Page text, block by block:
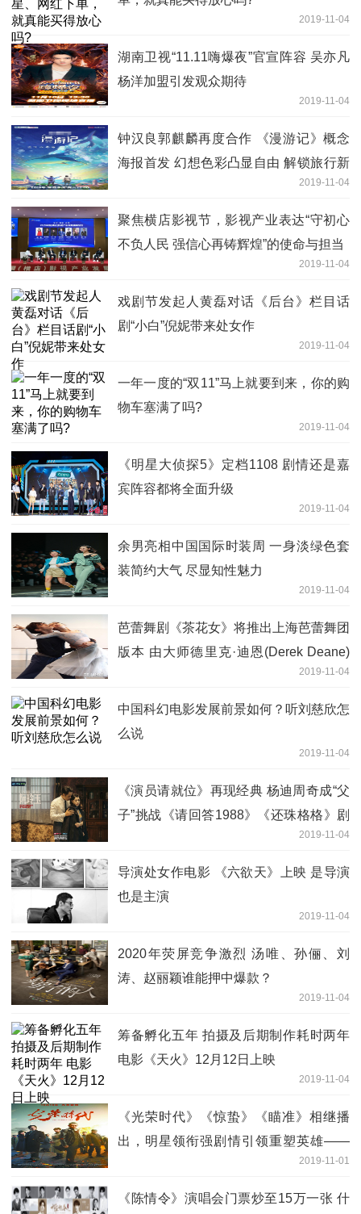
2019-11-04
湖南卫视“11.11嗨爆夜”官宣阵容 吴亦凡
杨洋加盟引发观众期待
2019-11-04
钟汉良郭麒麟再度合作 《漫游记》概念
海报首发 幻想色彩凸显自由 解锁旅行新
2019-11-04
聚焦横店影视节，影视产业表达“守初心
不负人民 强信心再铸辉煌”的使命与担当
2019-11-04
戏剧节发起人黄磊对话《后台》栏目话
剧“小白”倪妮带来处女作
2019-11-04
一年一度的“双11”马上就要到来，你的购
物车塞满了吗?
2019-11-04
《明星大侦探5》定档1108 剧情还是嘉
宾阵容都将全面升级
2019-11-04
余男亮相中国国际时装周 一身淡绿色套
装简约大气 尽显知性魅力
2019-11-04
芭蕾舞剧《茶花女》将推出上海芭蕾舞团
版本 由大师德里克·迪恩(Derek Deane)
2019-11-04
中国科幻电影发展前景如何？听刘慈欣怎
么说
2019-11-04
《演员请就位》再现经典 杨迪周奇成“父
子”挑战《请回答1988》《还珠格格》剧
2019-11-04
导演处女作电影 《六欲天》上映 是导演
也是主演
2019-11-04
2020年荧屏竞争激烈 汤唯、孙俪、刘
涛、赵丽颖谁能押中爆款？
2019-11-04
筹备孵化五年 拍摄及后期制作耗时两年
电影《天火》12月12日上映
2019-11-04
《光荣时代》《惊蛰》《瞄准》相继播
出，明星领衔强剧情引领重塑英雄——
2019-11-01
《陈情令》演唱会门票炒至15万一张 什